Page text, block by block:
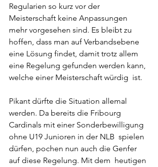
Regularien so kurz vor der
Meisterschaft keine Anpassungen
mehr vorgesehen sind. Es bleibt zu
hoffen, dass man auf Verbandsebene
eine Lösung findet, damit trotz allem
eine Regelung gefunden werden kann,
welche einer Meisterschaft würdig  ist.
Pikant dürfte die Situation allemal
werden. Da bereits die Fribourg
Cardinals mit einer Sonderbewilligung
ohne U19 Junioren in der NLB  spielen
dürfen, pochen nun auch die Genfer
auf diese Regelung. Mit dem  heutigen